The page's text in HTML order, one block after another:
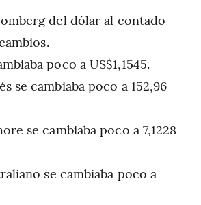
del dólar al contado
poco a US$1,1545.
se cambiaba poco a 152,96
se cambiaba poco a 7,1228
se cambiaba poco a